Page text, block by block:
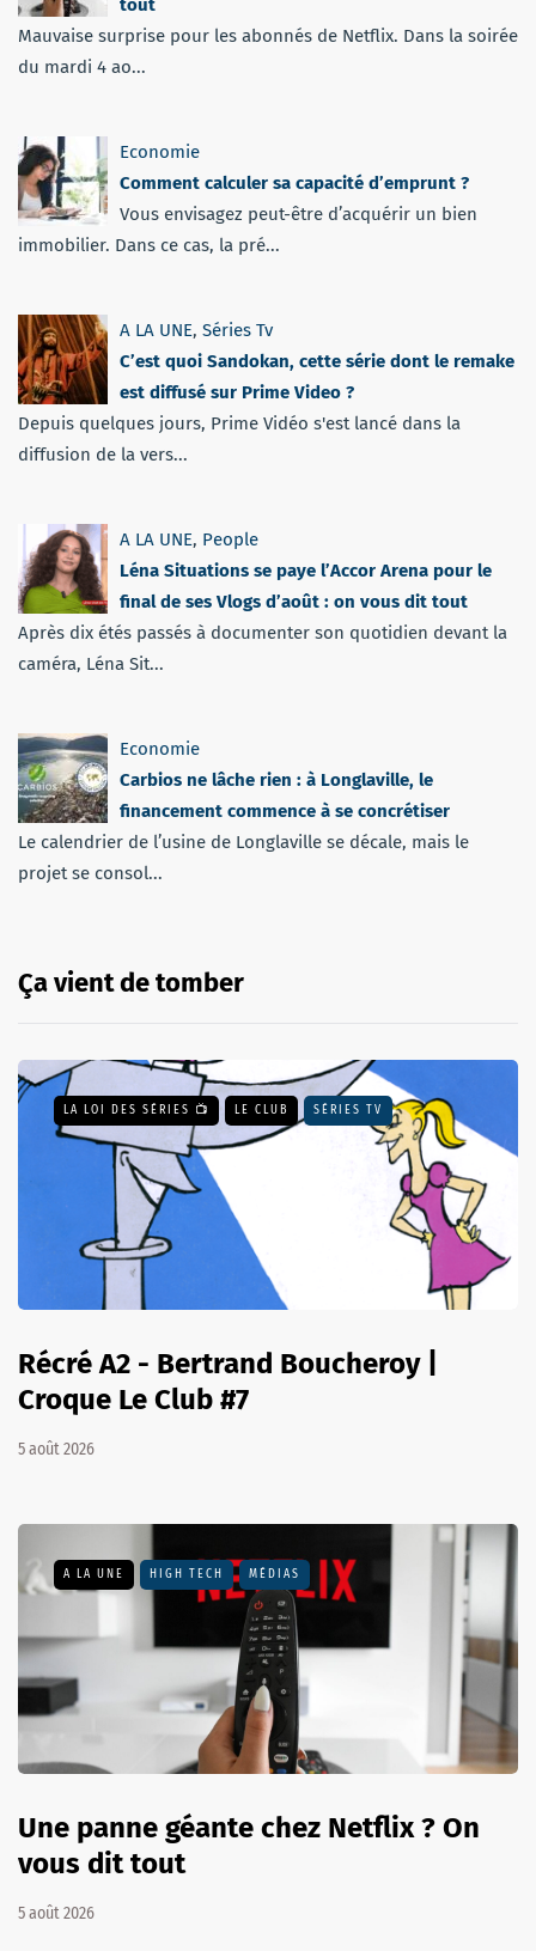
tout
Mauvaise surprise pour les abonnés de Netflix. Dans la soirée
du mardi 4 ao...
Economie
Comment calculer sa capacité d’emprunt ?
Vous envisagez peut-être d’acquérir un bien
immobilier. Dans ce cas, la pré...
A LA UNE, Séries Tv
C’est quoi Sandokan, cette série dont le remake
est diffusé sur Prime Video ?
Depuis quelques jours, Prime Vidéo s'est lancé dans la
diffusion de la vers...
A LA UNE, People
Léna Situations se paye l’Accor Arena pour le
final de ses Vlogs d’août : on vous dit tout
Après dix étés passés à documenter son quotidien devant la
caméra, Léna Sit...
Economie
Carbios ne lâche rien : à Longlaville, le
financement commence à se concrétiser
Le calendrier de l’usine de Longlaville se décale, mais le
projet se consol...
Ça vient de tomber
LA LOI DES SÉRIES 📺 LE CLUB SÉRIES TV
Récré A2 - Bertrand Boucheroy |
Croque Le Club #7
5 août 2026
A LA UNE HIGH TECH MÉDIAS
Une panne géante chez Netflix ? On
vous dit tout
5 août 2026